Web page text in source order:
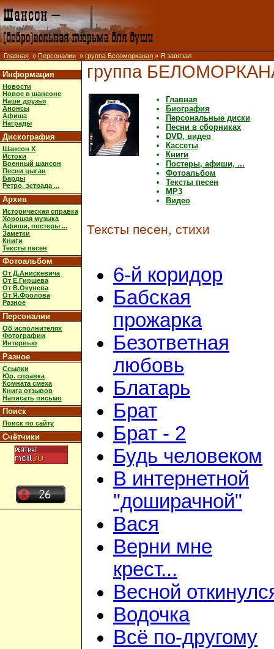
Главная » Персоналии » группа Беломорканал » Я завязал
Информация
Новости
Новое в шансоне
Наши друзья
Анонсы
Афиша
Награды
Дискография
Шансон X
Истоки
Военный шансон
Песни цыган
Барды
Ретро, эстрада ...
Архив
Историческая справка
Хорошая музыка
Афиши, постеры ...
Заметки
Книги
Тексты песен
Фотоальбом
От Д.Анискевича
От Е.Гиршева
От В.Окунева
От Я.Фролова
Разное
Персоналии
Об исполнителях
Фотографии
Интервью
Разное
Ссылки
Юр. справка
Комната смеха
Книга отзывов
Написать письмо
Поиск
Поиск по сайту
Счётчики
группа
Главная
Биография
Персональные диски
Песни в сборниках
DVD, видео
Кассеты
Книги
Постеры, афиши, ...
Фотоальбом
Тексты песен
MP3
Видео
Тексты песен, стихи
6-й коридор
Бабская
прожарка
Безответная
любовь
Блатарь
Брат
Брат - 2
Будь человеком
В интернетной
"доширачной"
Вася
Верни мне
крест...
Весной
Водочка
Всё по-другому